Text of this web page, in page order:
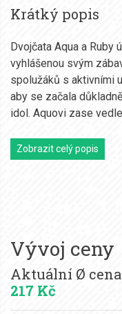
Krátký popis
Dvojčata Aqua a Ruby
vyhlášenou svým
spolužáků s aktivními
aby se začala
idol. Aquovi zase
Zobrazit celý popis
Vývoj ceny
Aktuální Ø
217 Kč